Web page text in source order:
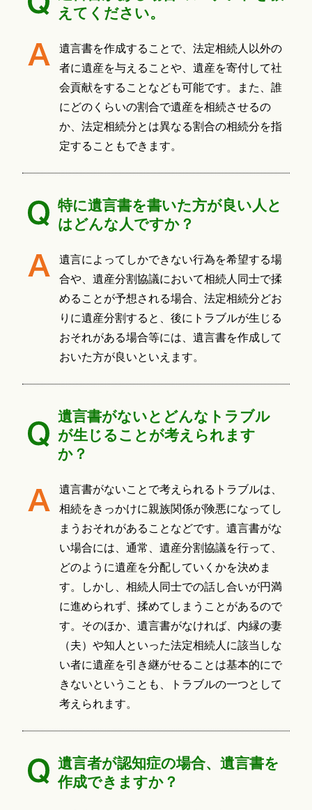
えてください。
遺言書を作成することで、法定相続人以外の
者に遺産を与えることや、遺産を寄付して社
会貢献をすることなども可能です。また、誰
にどのくらいの割合で遺産を相続させるの
か、法定相続分とは異なる割合の相続分を指
定することもできます。
特に遺言書を書いた方が良い人と
はどんな人ですか？
遺言によってしかできない行為を希望する場
合や、遺産分割協議において相続人同士で揉
めることが予想される場合、法定相続分どお
りに遺産分割すると、後にトラブルが生じる
おそれがある場合等には、遺言書を作成して
おいた方が良いといえます。
遺言書がないとどんなトラブル
が生じることが考えられます
か？
遺言書がないことで考えられるトラブルは、
相続をきっかけに親族関係が険悪になってし
まうおそれがあることなどです。遺言書がな
い場合には、通常、遺産分割協議を行って、
どのように遺産を分配していくかを決めま
す。しかし、相続人同士での話し合いが円満
に進められず、揉めてしまうことがあるので
す。そのほか、遺言書がなければ、内縁の妻
（夫）や知人といった法定相続人に該当しな
い者に遺産を引き継がせることは基本的にで
きないということも、トラブルの一つとして
考えられます。
遺言者が認知症の場合、遺言書を
作成できますか？